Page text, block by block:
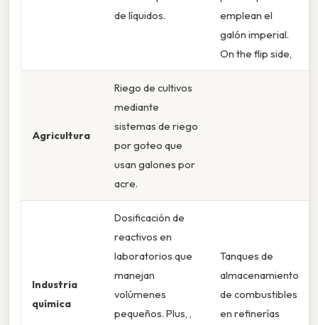
de líquidos.
emplean el
galón imperial.
On the flip side,
Agricultura
Riego de cultivos
mediante
sistemas de riego
por goteo que
usan galones por
acre.
Industria
química
Dosificación de
reactivos en
laboratorios que
manejan
volúmenes
pequeños. Plus, ,
Tanques de
almacenamiento
de combustibles
en refinerías